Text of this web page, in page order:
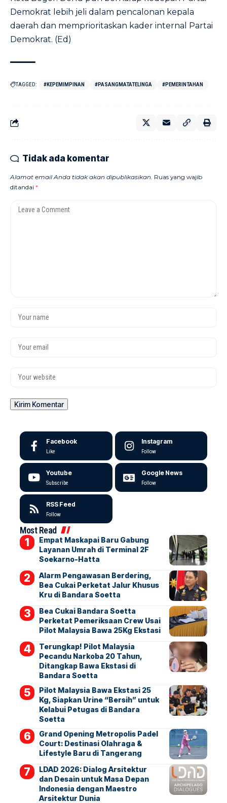
Demokrat lebih jeli dalam pencalonan kepala
daerah dan memprioritaskan kader internal Partai
Demokrat. (Ed)
TAGGED: #KEPEMIMPINAN #PASANGMATATELINGA #PEMERINTAHAN
Tidak ada komentar
Alamat email Anda tidak akan dipublikasikan. Ruas yang wajib
ditandai *
Facebook
Like
Instagram
Follow
Youtube
Subscribe
Google News
Follow
RSS Feed
Follow
Most Read
Empat Maskapai Baru Gabung
Layanan Umrah di Terminal 2F
Soekarno-Hatta
Alarm Pengawasan Berdering,
Bea Cukai Perketat Jalur Khusus
Kru di Bandara Soetta
Bea Cukai Bandara Soetta
Perketat Pemeriksaan Crew Usai
Pilot Malaysia Bawa 25Kg Ekstasi
Terungkap! Pilot Malaysia
Pecandu Narkoba 20 Tahun,
Ditangkap Bawa Ekstasi di
Bandara Soetta
Pilot Malaysia Bawa Ekstasi 25
Kg, Siapkan Urine “Bersih” untuk
Kelabui Petugas di Bandara
Soetta
Grand Opening Metropolis Padel
Court: Destinasi Olahraga &
Lifestyle Baru di Tangerang
LDAD 2026: Dialog Arsitektur
dan Desain untuk Masa Depan
Indonesia dengan Maestro
Arsitektur Dunia